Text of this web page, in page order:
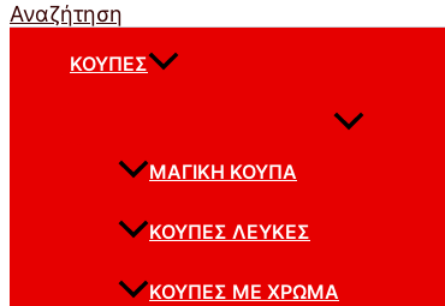
Αναζήτηση
ΚΟΎΠΕΣ
ΜΑΓΙΚΉ ΚΟΎΠΑ
ΚΟΎΠΕΣ ΛΕΥΚΈΣ
ΚΟΎΠΕΣ ΜΕ ΧΡΏΜΑ